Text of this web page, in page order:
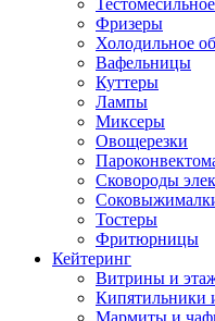
Фризеры
Холодильное
Вафельницы
Куттеры
Лампы
Миксеры
Овощерезки
Сковороды
Тостеры
Фритюрницы
Кейтеринг
Витрины и
Кипятильники
Мармиты и